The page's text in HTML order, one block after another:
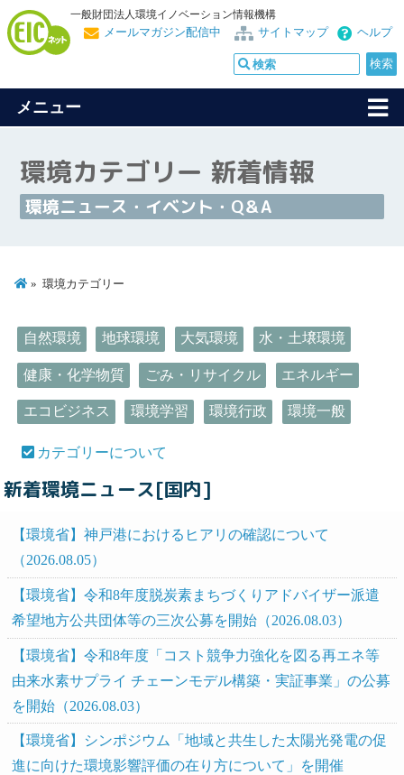
一般財団法人環境イノベーション情報機構
ヘルプ
サイトマップ
メールマガジン配信中
メニュー
環境カテゴリー 新着情報
環境ニュース・イベント・Q＆A
環境カテゴリー
自然環境 地球環境 大気環境 水・土壌環境
健康・化学物質 ごみ・リサイクル エネルギー
エコビジネス 環境学習 環境行政 環境一般
カテゴリーについて
新着環境ニュース[国内]
【環境省】神戸港におけるヒアリの確認について
（2026.08.05）
【環境省】令和8年度脱炭素まちづくりアドバイザー派遣
希望地方公共団体等の三次公募を開始（2026.08.03）
【環境省】令和8年度「コスト競争力強化を図る再エネ等
由来水素サプライ チェーンモデル構築・実証事業」の公募
を開始（2026.08.03）
【環境省】シンポジウム「地域と共生した太陽光発電の促
進に向けた環境影響評価の在り方について」を開催